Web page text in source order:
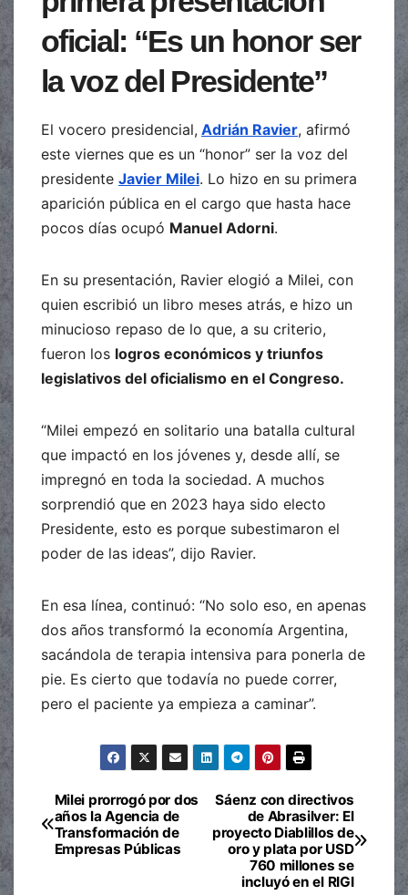
oficial: “Es un honor ser
la voz del Presidente”
El vocero presidencial, Adrián Ravier, afirmó
este viernes que es un “honor” ser la voz del
presidente Javier Milei. Lo hizo en su primera
aparición pública en el cargo que hasta hace
pocos días ocupó Manuel Adorni.
En su presentación, Ravier elogió a Milei, con
quien escribió un libro meses atrás, e hizo un
minucioso repaso de lo que, a su criterio,
fueron los logros económicos y triunfos
legislativos del oficialismo en el Congreso.
“Milei empezó en solitario una batalla cultural
que impactó en los jóvenes y, desde allí, se
impregnó en toda la sociedad. A muchos
sorprendió que en 2023 haya sido electo
Presidente, esto es porque subestimaron el
poder de las ideas”, dijo Ravier.
En esa línea, continuó: “No solo eso, en apenas
dos años transformó la economía Argentina,
sacándola de terapia intensiva para ponerla de
pie. Es cierto que todavía no puede correr,
pero el paciente ya empieza a caminar”.
Navegación
de
Sáenz con directivos
de Abrasilver: El
proyecto Diablillos de
oro y plata por USD
760 millones se
incluyó en el RIGI
Milei prorrogó por dos
años la Agencia de
Transformación de
Empresas Públicas